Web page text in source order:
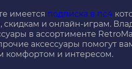
имеется подписка в пс4
и онлайн-играм.
в ассортименте
аксессуары помогут
комфортом и интересом.